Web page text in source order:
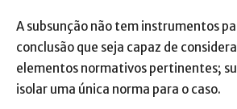
A subsunção não tem instrumentos
conclusão que seja capaz de
elementos normativos pertinentes;
isolar uma única norma para o caso.